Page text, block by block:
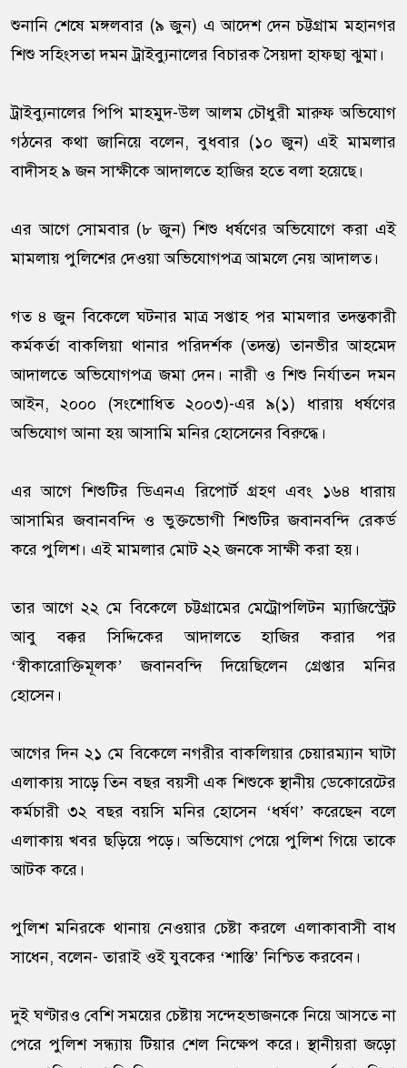
শুনানি শেষে মঙ্গলবার (৯ জুন) এ আদেশ দেন চট্টগ্রাম মহানগর
শিশু সহিংসতা দমন ট্রাইব্যুনালের বিচারক সৈয়দা হাফছা ঝুমা।
ট্রাইব্যুনালের পিপি মাহমুদ-উল আলম চৌধুরী মারুফ অভিযোগ
গঠনের কথা জানিয়ে বলেন, বুধবার (১০ জুন) এই মামলার
বাদীসহ ৯ জন সাক্ষীকে আদালতে হাজির হতে বলা হয়েছে।
এর আগে সোমবার (৮ জুন) শিশু ধর্ষণের অভিযোগে করা এই
মামলায় পুলিশের দেওয়া অভিযোগপত্র আমলে নেয় আদালত।
গত ৪ জুন বিকেলে ঘটনার মাত্র সপ্তাহ পর মামলার তদন্তকারী
কর্মকর্তা বাকলিয়া থানার পরিদর্শক (তদন্ত) তানভীর আহমেদ
আদালতে অভিযোগপত্র জমা দেন। নারী ও শিশু নির্যাতন দমন
আইন, ২০০০ (সংশোধিত ২০০৩)-এর ৯(১) ধারায় ধর্ষণের
অভিযোগ আনা হয় আসামি মনির হোসেনের বিরুদ্ধে।
এর আগে শিশুটির ডিএনএ রিপোর্ট গ্রহণ এবং ১৬৪ ধারায়
আসামির জবানবন্দি ও ভুক্তভোগী শিশুটির জবানবন্দি রেকর্ড
করে পুলিশ। এই মামলার মোট ২২ জনকে সাক্ষী করা হয়।
তার আগে ২২ মে বিকেলে চট্টগ্রামের মেট্রোপলিটন ম্যাজিস্ট্রেট
আবু বক্কর সিদ্দিকের আদালতে হাজির করার পর
‘স্বীকারোক্তিমূলক’ জবানবন্দি দিয়েছিলেন গ্রেপ্তার মনির
হোসেন।
আগের দিন ২১ মে বিকেলে নগরীর বাকলিয়ার চেয়ারম্যান ঘাটা
এলাকায় সাড়ে তিন বছর বয়সী এক শিশুকে স্থানীয় ডেকোরেটের
কর্মচারী ৩২ বছর বয়সি মনির হোসেন ‘ধর্ষণ’ করেছেন বলে
এলাকায় খবর ছড়িয়ে পড়ে। অভিযোগ পেয়ে পুলিশ গিয়ে তাকে
আটক করে।
পুলিশ মনিরকে থানায় নেওয়ার চেষ্টা করলে এলাকাবাসী বাধ
সাধেন, বলেন- তারাই ওই যুবকের ‘শাস্তি’ নিশ্চিত করবেন।
দুই ঘণ্টারও বেশি সময়ের চেষ্টায় সন্দেহভাজনকে নিয়ে আসতে না
পেরে পুলিশ সন্ধ্যায় টিয়ার শেল নিক্ষেপ করে। স্থানীয়রা জড়ো